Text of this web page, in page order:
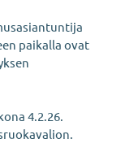
paikalla ovat
4.2.26.